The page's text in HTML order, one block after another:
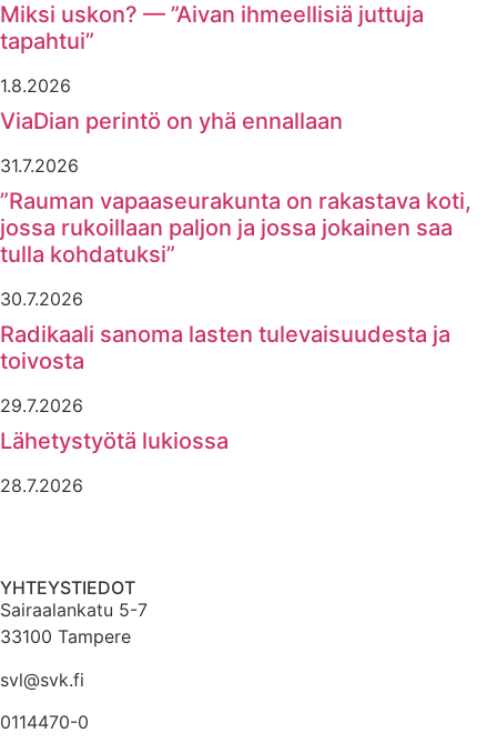
Miksi uskon? — ”Aivan ihmeellisiä juttuja
tapahtui”
1.8.2026
ViaDian perintö on yhä ennallaan
31.7.2026
”Rauman vapaaseurakunta on rakastava koti,
jossa rukoillaan paljon ja jossa jokainen saa
tulla kohdatuksi”
30.7.2026
Radikaali sanoma lasten tulevaisuudesta ja
toivosta
29.7.2026
Lähetystyötä lukiossa
28.7.2026
YHTEYSTIEDOT
Sairaalankatu 5-7
33100 Tampere
svl@svk.fi
0114470-0